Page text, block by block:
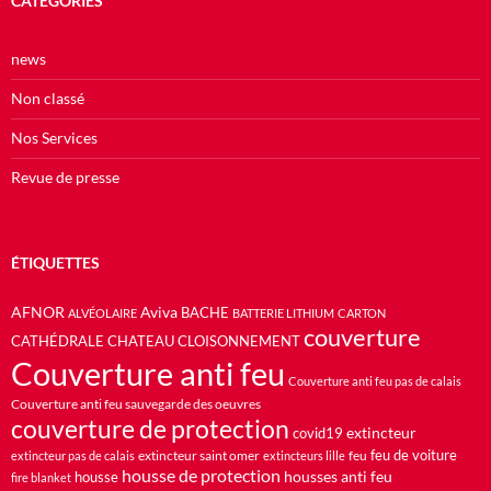
news
Non classé
Nos Services
Revue de presse
ÉTIQUETTES
AFNOR ALVÉOLAIRE Aviva BACHE BATTERIE LITHIUM CARTON
CATHÉDRALE CHATEAU CLOISONNEMENT couverture
Couverture anti feu Couverture anti feu pas de calais
Couverture anti feu sauvegarde des oeuvres
couverture de protection covid19 extincteur
extincteur pas de calais extincteur saint omer extincteurs lille feu feu de voiture
fire blanket housse housse de protection housses anti feu